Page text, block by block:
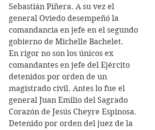
Sebastián Piñera. A su vez el
general Oviedo desempeñó la
comandancia en jefe en el segundo
gobierno de Michelle Bachelet.
En rigor no son los únicos ex
comandantes en jefe del Ejército
detenidos por orden de un
magistrado civil. Antes lo fue el
general Juan Emilio del Sagrado
Corazón de Jesús Cheyre Espinosa.
Detenido por orden del juez de la